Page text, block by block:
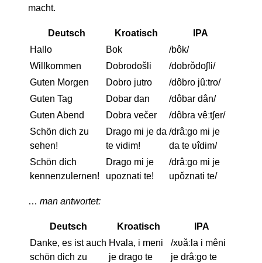
macht.
Deutsch Kroatisch
IPA
Hallo
Bok
/bôk/
Willkommen
Dobrodošli
/dobrǒdoʃli/
Guten Morgen
Dobro jutro
/dôbro jûːtro/
Guten Tag
Dobar dan
/dôbar dân/
Guten Abend
Dobra večer
/dôbra vêːtʃer/
Schön dich zu
sehen!
Drago mi je da
te vidim!
/drâːɡo mi je
da te ʋîdim/
Schön dich
kennenzulernen!
Drago mi je
upoznati te!
/drâːɡo mi je
upǒznati te/
… man antwortet:
Deutsch Kroatisch
IPA
Danke, es ist auch
schön dich zu
Hvala, i meni
je drago te
/xʋǎːla i mêni
je drâːɡo te